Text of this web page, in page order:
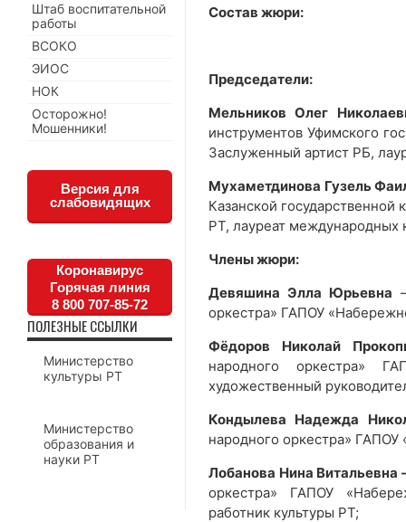
Состав жюри:
Председатели:
Мельников Олег
инструментов Уфимского
Заслуженный артист РБ,
Мухаметдинова Гузель
Казанской
РТ, лауреат международных
Члены жюри:
Девяшина Элла Юрьевна
оркестра» ГАПОУ
Фёдоров Николай
народного оркестра»
художественный
Кондылева Надежда
народного оркестра»
Лобанова Нина
оркестра» ГАПОУ
работник культуры РТ;
Штаб воспитательной
работы
ВСОКО
ЭИОС
НОК
Осторожно!
Мошенники!
Версия для
слабовидящих
Коронавирус
Горячая линия
8 800 707-85-72
ПОЛЕЗНЫЕ ССЫЛКИ
Министерство
культуры РТ
Министерство
образования и
науки РТ